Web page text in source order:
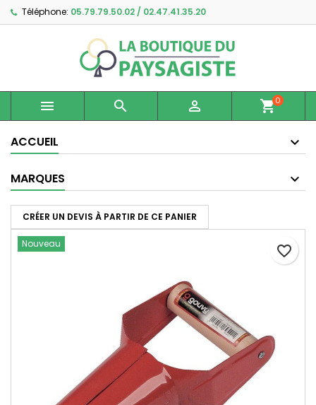
Téléphone: 05.79.79.50.02 / 02.47.41.35.20
   shopping_cart0
ACCUEIL
MARQUES
CRÉER UN DEVIS À PARTIR DE CE PANIER
favorite_border
Nouveau
Ajouter à ma liste d'envies ×
Créer une nouvelle liste
Créer une liste d'envies ×
Nom de la liste d'envies
Connexion ×
Vous devez être connecté pour ajouter des produits
à votre liste d'envies.
Annuler Connexion